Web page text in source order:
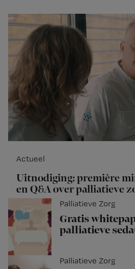
Actueel
Uitnodiging: première
en Q&A over palliatieve
Palliatieve Zorg
Gratis
palliatieve
Palliatieve Zorg